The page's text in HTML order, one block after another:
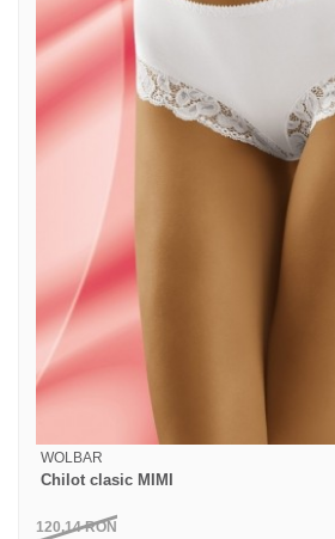
WOLBAR
Chilot clasic MIMI
120,14RON